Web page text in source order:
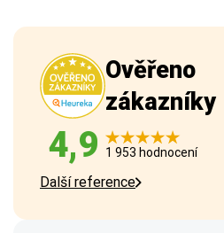
Ověřeno
zákazníky
4,9 1 953 hodnocení
Další reference